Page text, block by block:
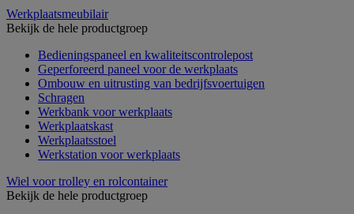
Werkplaatsmeubilair
Bekijk de hele productgroep
Bedieningspaneel en kwaliteitscontrolepost
Geperforeerd paneel voor de werkplaats
Ombouw en uitrusting van bedrijfsvoertuigen
Schragen
Werkbank voor werkplaats
Werkplaatskast
Werkplaatsstoel
Werkstation voor werkplaats
Wiel voor trolley en rolcontainer
Bekijk de hele productgroep